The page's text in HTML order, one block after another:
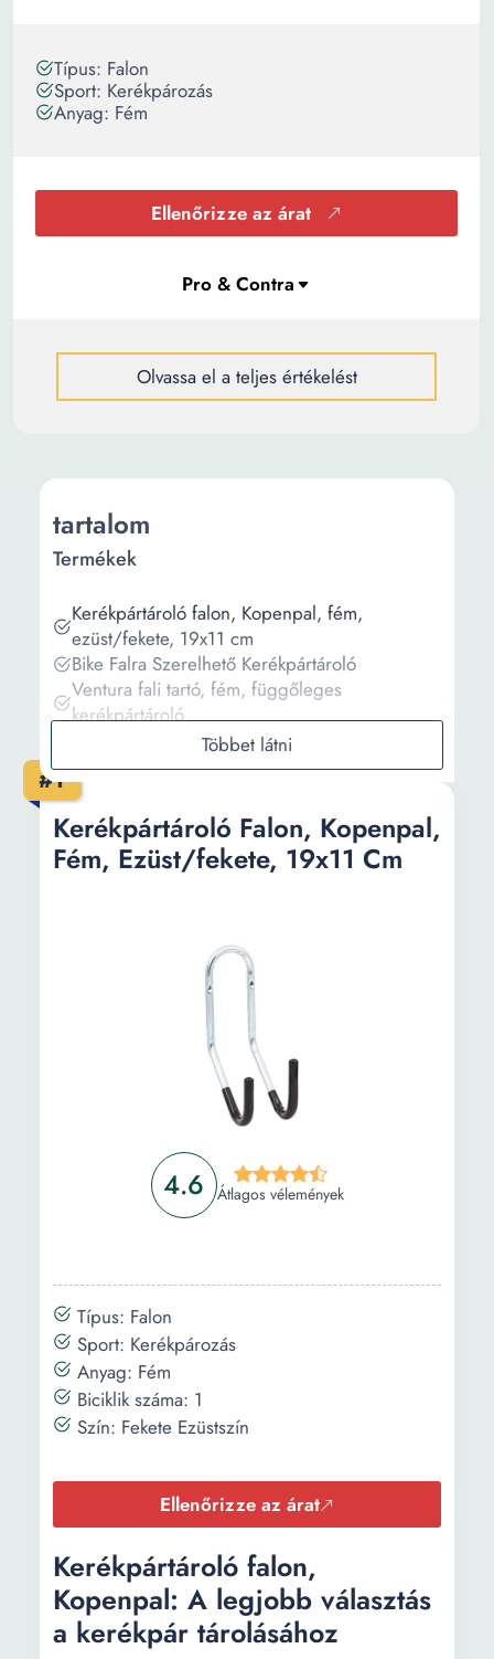
Típus: Falon
Sport: Kerékpározás
Anyag: Fém
Ellenőrizze az árat
Olvassa el a teljes értékelést
#1
4.6 Átlagos vélemények
Kerékpártároló Falon, Kopenpal,
Fém, Ezüst/fekete, 19x11 Cm
Típus: Falon
Sport: Kerékpározás
Anyag: Fém
Biciklik száma: 1
Szín: Fekete Ezüstszín
Ellenőrizze az árat
Kerékpártároló falon,
Kopenpal: A legjobb választás
a kerékpár tárolásához
tartalom
Termékek
Kerékpártároló falon, Kopenpal, fém,
ezüst/fekete, 19x11 cm
Bike Falra Szerelhető Kerékpártároló
Ventura fali tartó, fém, függőleges
kerékpártároló
Fali tartó kerékpártárolóhoz, 20 kg-ig tart,
Fischer
Falra szerelhető kerékpártároló
Információ